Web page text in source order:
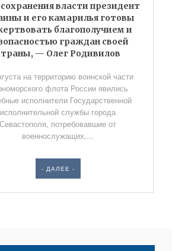
власти президент
и его камарилья готовы
благополучием и
граждан своей
— Олег Родивилов
на территорию воинской части
флота России явились
исполнители Государственной
исполнительной службы города
Севастополя, потребовавшие от
военнослужащих,...
- ДАЛЕЕ -